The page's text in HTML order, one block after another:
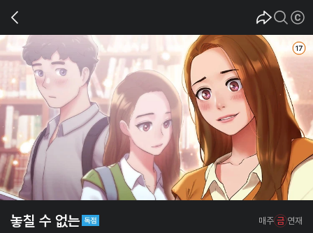
매주 금 연재
놓칠 수 없는